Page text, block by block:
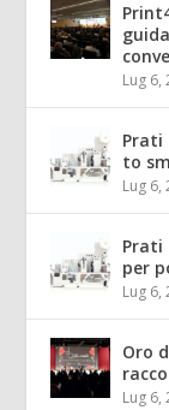
Lug 6,
Prati
to
Lug 6,
Prati
per
Lug 6,
Oro
Lug 6,